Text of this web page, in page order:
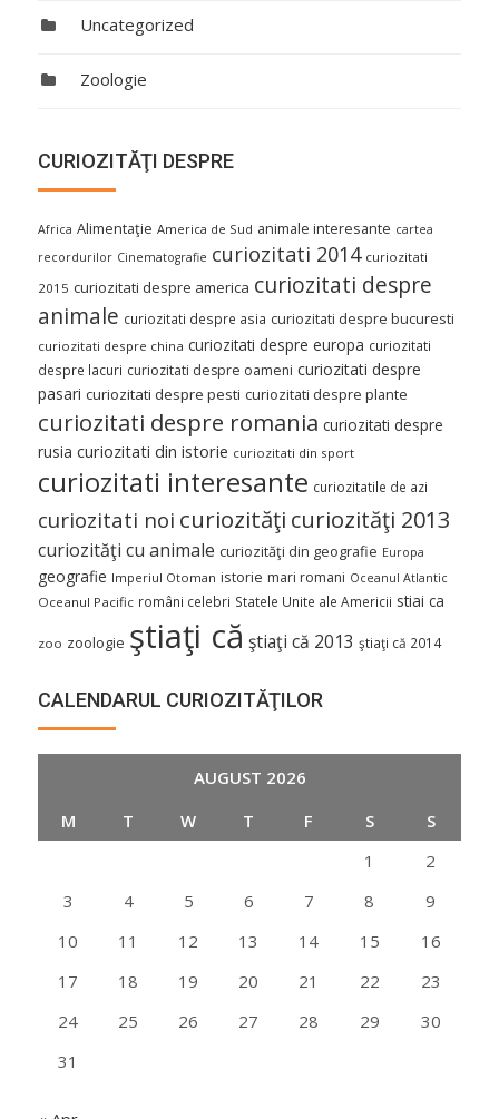
Uncategorized
Zoologie
CURIOZITĂŢI DESPRE
Africa Alimentaţie America de Sud animale interesante cartea
recordurilor Cinematografie curiozitati 2014 curiozitati
2015 curiozitati despre america curiozitati despre
animale curiozitati despre asia curiozitati despre bucuresti
curiozitati despre china curiozitati despre europa curiozitati
despre lacuri curiozitati despre oameni curiozitati despre
pasari curiozitati despre pesti curiozitati despre plante
curiozitati despre romania curiozitati despre
rusia curiozitati din istorie curiozitati din sport
curiozitati interesante curiozitatile de azi
curiozitati noi curiozităţi curiozităţi 2013
curiozităţi cu animale curiozităţi din geografie Europa
geografie Imperiul Otoman istorie mari romani Oceanul Atlantic
Oceanul Pacific români celebri Statele Unite ale Americii stiai ca
zoo zoologie ştiaţi că ştiaţi că 2013 ştiaţi că 2014
CALENDARUL CURIOZITĂŢILOR
AUGUST 2026
M
T W T F S
S
1
2
3
4 5 6 7 8
9
10
11 12 13 14 15
16
17
18 19 20 21 22
23
24
25 26 27 28 29
30
31